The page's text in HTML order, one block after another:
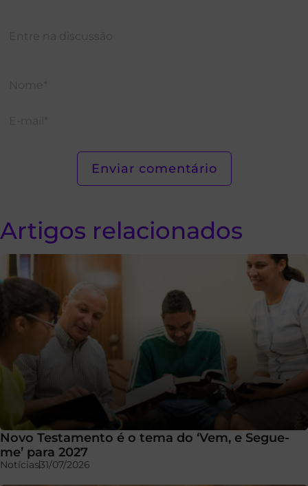
Artigos relacionados
Novo Testamento é o tema do ‘Vem, e Segue-
me’ para 2027
Notícias31/07/2026